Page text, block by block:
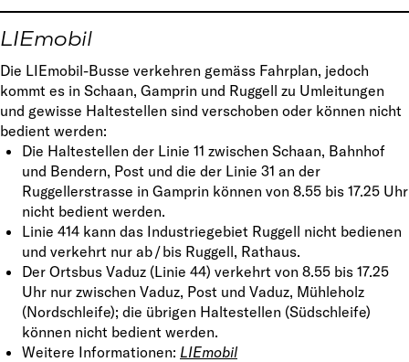
LIEmobil
Die LIEmobil-Busse verkehren gemäss Fahrplan, jedoch
kommt es in Schaan, Gamprin und Ruggell zu Umleitungen
und gewisse Haltestellen sind verschoben oder können nicht
bedient werden:
Die Haltestellen der Linie 11 zwischen Schaan, Bahnhof
und Bendern, Post und die der Linie 31 an der
Ruggellerstrasse in Gamprin können von 8.55 bis 17.25 Uhr
nicht bedient werden.
Linie 414 kann das Industriegebiet Ruggell nicht bedienen
und verkehrt nur ab / bis Ruggell, Rathaus.
Der Ortsbus Vaduz (Linie 44) verkehrt von 8.55 bis 17.25
Uhr nur zwischen Vaduz, Post und Vaduz, Mühleholz
(Nordschleife); die übrigen Haltestellen (Südschleife)
können nicht bedient werden.
Weitere Informationen: LIEmobil